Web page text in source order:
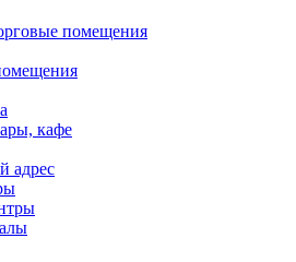
помещения
кафе
адрес